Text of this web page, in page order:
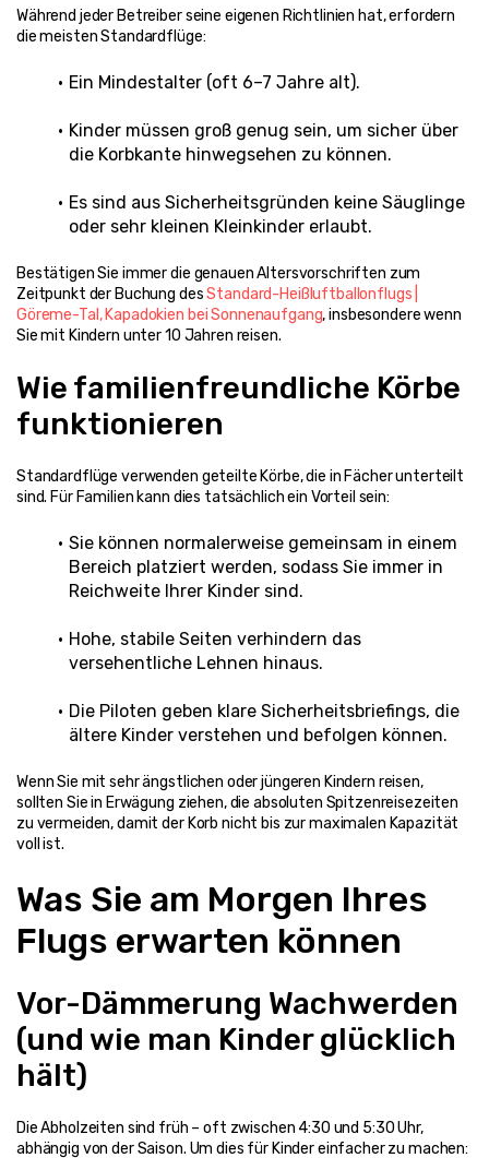
Während jeder Betreiber seine eigenen Richtlinien hat, erfordern
die meisten Standardflüge:
Ein Mindestalter (oft 6–7 Jahre alt).
Kinder müssen groß genug sein, um sicher über
die Korbkante hinwegsehen zu können.
Es sind aus Sicherheitsgründen keine Säuglinge
oder sehr kleinen Kleinkinder erlaubt.
Bestätigen Sie immer die genauen Altersvorschriften zum
Zeitpunkt der Buchung des Standard-Heißluftballonflugs |
Göreme-Tal, Kapadokien bei Sonnenaufgang, insbesondere wenn
Sie mit Kindern unter 10 Jahren reisen.
Wie familienfreundliche Körbe
funktionieren
Standardflüge verwenden geteilte Körbe, die in Fächer unterteilt
sind. Für Familien kann dies tatsächlich ein Vorteil sein:
Sie können normalerweise gemeinsam in einem
Bereich platziert werden, sodass Sie immer in
Reichweite Ihrer Kinder sind.
Hohe, stabile Seiten verhindern das
versehentliche Lehnen hinaus.
Die Piloten geben klare Sicherheitsbriefings, die
ältere Kinder verstehen und befolgen können.
Wenn Sie mit sehr ängstlichen oder jüngeren Kindern reisen,
sollten Sie in Erwägung ziehen, die absoluten Spitzenreisezeiten
zu vermeiden, damit der Korb nicht bis zur maximalen Kapazität
voll ist.
Was Sie am Morgen Ihres
Flugs erwarten können
Vor-Dämmerung Wachwerden
(und wie man Kinder glücklich
hält)
Die Abholzeiten sind früh – oft zwischen 4:30 und 5:30 Uhr,
abhängig von der Saison. Um dies für Kinder einfacher zu machen: